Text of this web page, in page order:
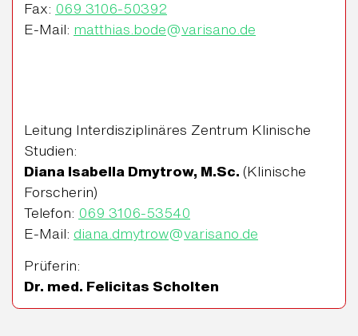
Fax: 069 3106-50392
E-Mail: matthias.bode@varisano.de
Leitung Interdisziplinäres Zentrum Klinische
Studien:
Diana Isabella Dmytrow, M.Sc. (Klinische
Forscherin)
Telefon: 069 3106-53540
E-Mail: diana.dmytrow@varisano.de
Prüferin:
Dr. med. Felicitas Scholten